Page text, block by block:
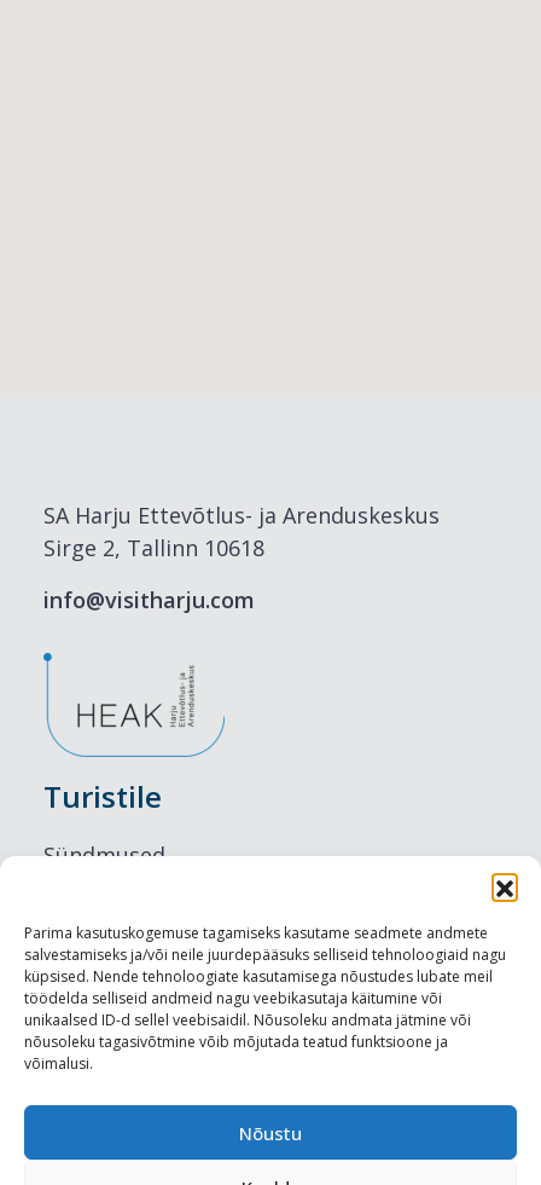
Parima kasutuskogemuse tagamiseks kasutame seadmete andmete
salvestamiseks ja/või neile juurdepääsuks selliseid tehnoloogiaid nagu
küpsised. Nende tehnoloogiate kasutamisega nõustudes lubate meil
töödelda selliseid andmeid nagu veebikasutaja käitumine või
unikaalsed ID-d sellel veebisaidil. Nõusoleku andmata jätmine või
nõusoleku tagasivõtmine võib mõjutada teatud funktsioone ja
võimalusi.
Nõustu
SA Harju Ettevõtlus- ja Arenduskeskus
Sirge 2, Tallinn 10618
info@visitharju.com
Turistile
Sündmused
Maitseelamused
Vaatamisväärsused
Visit Tallinn
Turismiprofessionaalile